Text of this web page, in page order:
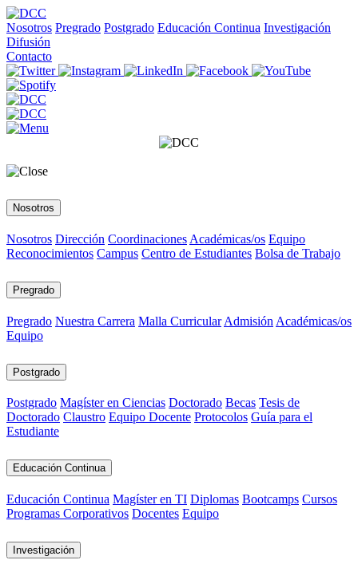
Nosotros Pregrado Postgrado Educación Continua Investigación
Difusión
Contacto
Nosotros
Nosotros Dirección Coordinaciones Académicas/os Equipo
Reconocimientos Campus Centro de Estudiantes Bolsa de Trabajo
Pregrado
Pregrado Nuestra Carrera Malla Curricular Admisión Académicas/os
Equipo
Postgrado
Postgrado Magíster en Ciencias Doctorado Becas Tesis de
Doctorado Claustro Equipo Docente Protocolos Guía para el
Estudiante
Educación Continua
Educación Continua Magíster en TI Diplomas Bootcamps Cursos
Programas Corporativos Docentes Equipo
Investigación